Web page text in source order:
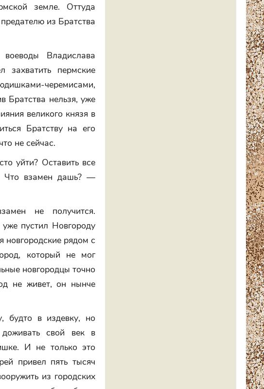
земле. Оттуда
из Братства
Владислава
захватить пермские
черемисами,
Братства нельзя, уже
великого князя в
Братству на его
не сейчас.
уйти? Оставить все
Что взамен дашь? —
не получится.
пустил Новгороду
новгородские рядом с
который не мог
новгородцы точно
не живет, он нынче
будто в издевку, но
свой век в
И не только это
привел пять тысяч
из городских